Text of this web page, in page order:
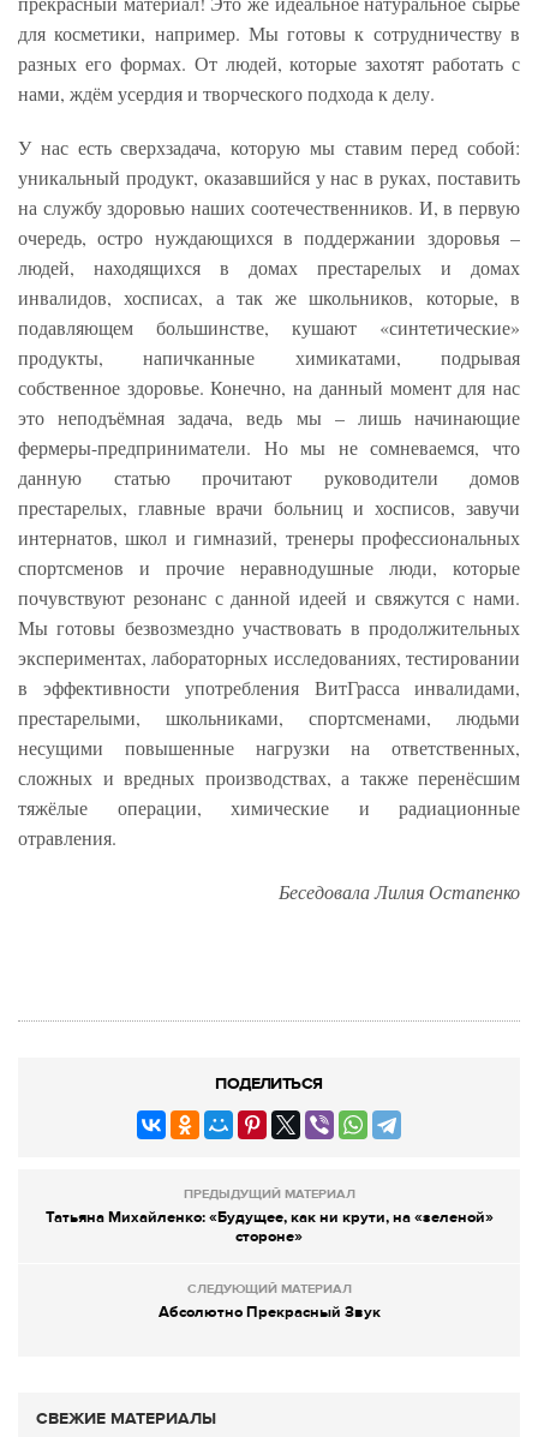
для косметики, например. Мы готовы к сотрудничеству в
разных его формах. От людей, которые захотят работать с
нами, ждём усердия и творческого подхода к делу.
У нас есть сверхзадача, которую мы ставим перед собой:
уникальный продукт, оказавшийся у нас в руках, поставить
на службу здоровью наших соотечественников. И, в первую
очередь, остро нуждающихся в поддержании здоровья –
людей, находящихся в домах престарелых и домах
инвалидов, хосписах, а так же школьников, которые, в
подавляющем большинстве, кушают «синтетические»
продукты, напичканные химикатами, подрывая
собственное здоровье. Конечно, на данный момент для нас
это неподъёмная задача, ведь мы – лишь начинающие
фермеры-предприниматели. Но мы не сомневаемся, что
данную статью прочитают руководители домов
престарелых, главные врачи больниц и хосписов, завучи
интернатов, школ и гимназий, тренеры профессиональных
спортсменов и прочие неравнодушные люди, которые
почувствуют резонанс с данной идеей и свяжутся с нами.
Мы готовы безвозмездно участвовать в продолжительных
экспериментах, лабораторных исследованиях, тестировании
в эффективности употребления ВитГрасса инвалидами,
престарелыми, школьниками, спортсменами, людьми
несущими повышенные нагрузки на ответственных,
сложных и вредных производствах, а также перенёсшим
тяжёлые операции, химические и радиационные
отравления.
Беседовала Лилия Остапенко
ПОДЕЛИТЬСЯ
ПРЕДЫДУЩИЙ МАТЕРИАЛ
Татьяна Михайленко: «Будущее, как ни крути, на «зеленой»
стороне»
СЛЕДУЮЩИЙ МАТЕРИАЛ
Абсолютно Прекрасный Звук
СВЕЖИЕ МАТЕРИАЛЫ